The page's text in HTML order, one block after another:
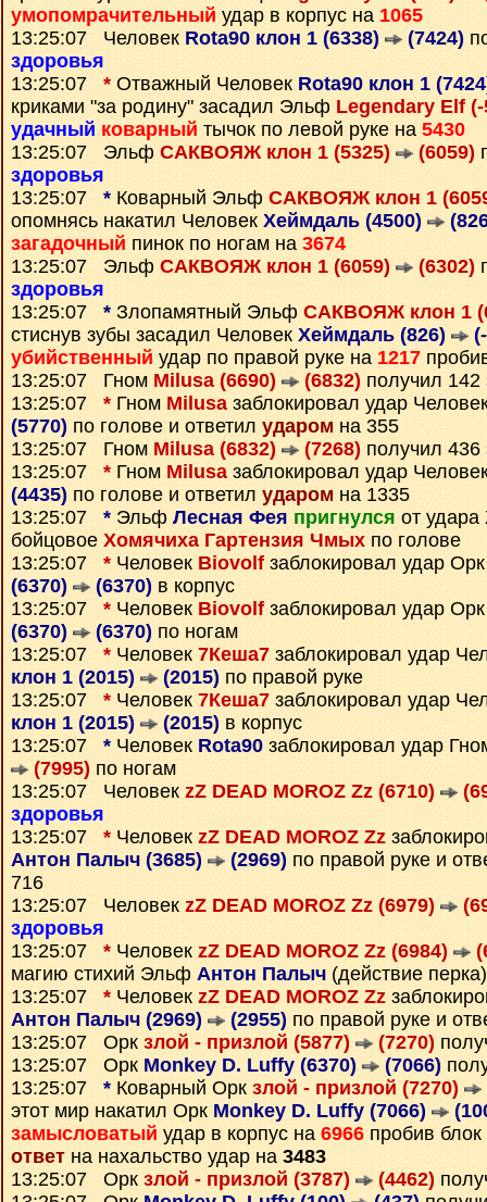
умопомрачительный удар в корпус на 1065
13:25:07 Человек Rota90 клон 1 (6338) (7424)
здоровья
13:25:07 * Отважный Человек Rota90 клон 1
криками "за родину" засадил Эльф Legendary Elf
удачный коварный тычок по левой руке на 5430
13:25:07 Эльф САКВОЯЖ клон 1 (5325) (6059)
здоровья
13:25:07 * Коварный Эльф САКВОЯЖ клон 1
опомнясь накатил Человек Хеймдаль (4500)
загадочный пинок по ногам на 3674
13:25:07 Эльф САКВОЯЖ клон 1 (6059) (6302)
здоровья
13:25:07 * Злопамятный Эльф САКВОЯЖ клон 1
стиснув зубы засадил Человек Хеймдаль (826)
убийственный удар по правой руке на 1217
13:25:07 Гном Milusa (6690) (6832) получил 142
13:25:07 * Гном Milusaзаблокировал удар
(5770) по голове и ответил ударом на 355
13:25:07 Гном Milusa (6832) (7268) получил 436
13:25:07 * Гном Milusaзаблокировал удар
(4435) по голове и ответил ударом на 1335
13:25:07 * Эльф Лесная Фея пригнулся от
бойцовое Хомячиха Гартензия Чмых по голове
13:25:07 * Человек Biovolf заблокировал удар
(6370)
(6370) в корпус
13:25:07 * Человек Biovolf заблокировал удар
(6370)
(6370) по ногам
13:25:07 * Человек 7Кеша7 заблокировал удар
клон 1 (2015)
(2015) по правой руке
13:25:07 * Человек 7Кеша7 заблокировал удар
клон 1 (2015)
(2015) в корпус
13:25:07 * Человек Rota90 заблокировал удар
(7995) по ногам
13:25:07 Человек zZ DEAD MOROZ Zz (6710)
здоровья
13:25:07 * Человек zZ DEAD MOROZ Zz
Антон Палыч (3685)
(2969) по правой руке и
716
13:25:07 Человек zZ DEAD MOROZ Zz (6979)
здоровья
13:25:07 * Человек zZ DEAD MOROZ Zz (6984)
магию стихий Эльф Антон Палыч (действие перка)
13:25:07 * Человек zZ DEAD MOROZ Zz
Антон Палыч (2969)
(2955) по правой руке и
13:25:07 Орк злой - призлой (5877) (7270)
13:25:07 Орк Monkey D. Luffy (6370) (7066)
13:25:07 * Коварный Орк злой - призлой (7270)
этот мир накатил Орк Monkey D. Luffy (7066)
замысловатый удар в корпус на 6966 пробив
ответ на нахальство удар на 3483
13:25:07 Орк злой - призлой (3787) (4462)